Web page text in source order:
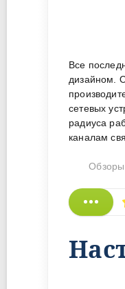
Все
дизайном.
сетевых
радиуса
каналам
Обзоры